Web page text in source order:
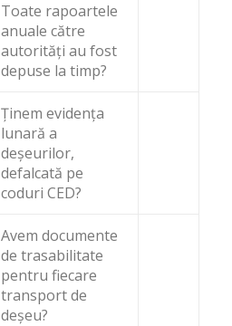
Toate rapoartele
anuale către
autorități au fost
depuse la timp?
Ținem evidența
lunară a
deșeurilor,
defalcată pe
coduri CED?
Avem documente
de trasabilitate
pentru fiecare
transport de
deșeu?